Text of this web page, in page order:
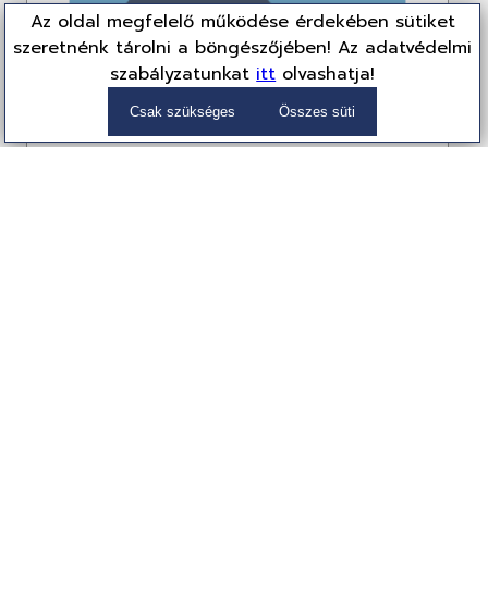
Az oldal megfelelő működése érdekében sütiket
szeretnénk tárolni a böngészőjében! Az adatvédelmi
szabályzatunkatittolvashatja!
Csak szükséges Összes süti